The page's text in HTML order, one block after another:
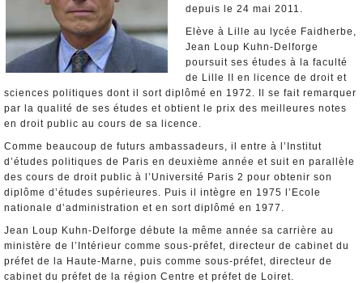
depuis le 24 mai 2011.
Elève à Lille au lycée Faidherbe,
Jean Loup Kuhn-Delforge
poursuit ses études à la faculté
de Lille II en licence de droit et
sciences politiques dont il sort diplômé en 1972. Il se fait remarquer
par la qualité de ses études et obtient le prix des meilleures notes
en droit public au cours de sa licence.
Comme beaucoup de futurs ambassadeurs, il entre à l’Institut
d’études politiques de Paris en deuxième année et suit en parallèle
des cours de droit public à l’Université Paris 2 pour obtenir son
diplôme d’études supérieures. Puis il intègre en 1975 l’Ecole
nationale d’administration et en sort diplômé en 1977.
Jean Loup Kuhn-Delforge débute la même année sa carrière au
ministère de l’Intérieur comme sous-préfet, directeur de cabinet du
préfet de la Haute-Marne, puis comme sous-préfet, directeur de
cabinet du préfet de la région Centre et préfet de Loiret.